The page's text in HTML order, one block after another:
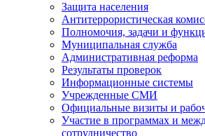
Защита населения
Антитеррористическая
Полномочия, задачи и
Муниципальная служба
Административная реформа
Результаты проверок
Информационные системы
Учрежденные СМИ
Официальные визиты и
Участие в программах и
сотрудничество